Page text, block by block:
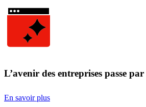
L’avenir des entreprises passe
En savoir plus